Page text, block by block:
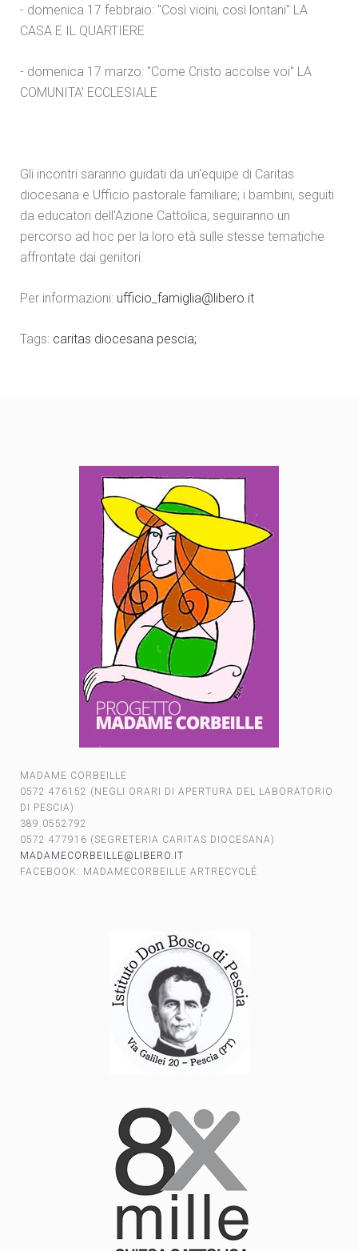
- domenica 17 febbraio: "Così vicini, così lontani" LA
CASA E IL QUARTIERE
- domenica 17 marzo: "Come Cristo accolse voi" LA
COMUNITA' ECCLESIALE
Gli incontri saranno guidati da un'equipe di Caritas
diocesana e Ufficio pastorale familiare; i bambini, seguiti
da educatori dell'Azione Cattolica, seguiranno un
percorso ad hoc per la loro età sulle stesse tematiche
affrontate dai genitori.
Per informazioni: ufficio_famiglia@libero.it
Tags: caritas diocesana pescia;
MADAME CORBEILLE
0572 476152 (NEGLI ORARI DI APERTURA DEL LABORATORIO
DI PESCIA)
389.0552792
0572 477916 (SEGRETERIA CARITAS DIOCESANA)
MADAMECORBEILLE@LIBERO.IT
FACEBOOK: MADAMECORBEILLE ARTRECYCLÉ